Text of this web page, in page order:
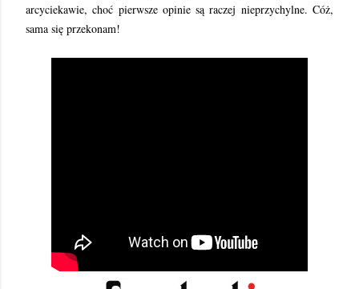
arcyciekawie, choć pierwsze opinie są raczej nieprzychylne. Cóż,
sama się przekonam!